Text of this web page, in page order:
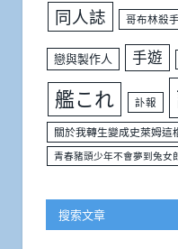
同人誌 哥布林殺手
戀與製作人 手遊
艦これ 訃報
關於我轉生變成史萊姆這
青春豬頭少年不會夢到兔女
搜索文章